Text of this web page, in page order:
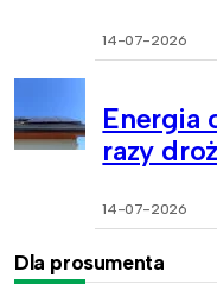
14-07-2026
Energia
razy
14-07-2026
Dla prosumenta